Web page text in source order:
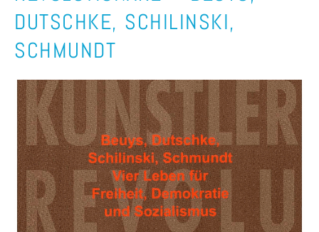
DUTSCHKE, SCHILINSKI,
SCHMUNDT